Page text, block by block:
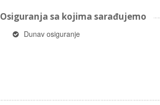
Osiguranja sa kojima sarađujemo
Dunav osiguranje